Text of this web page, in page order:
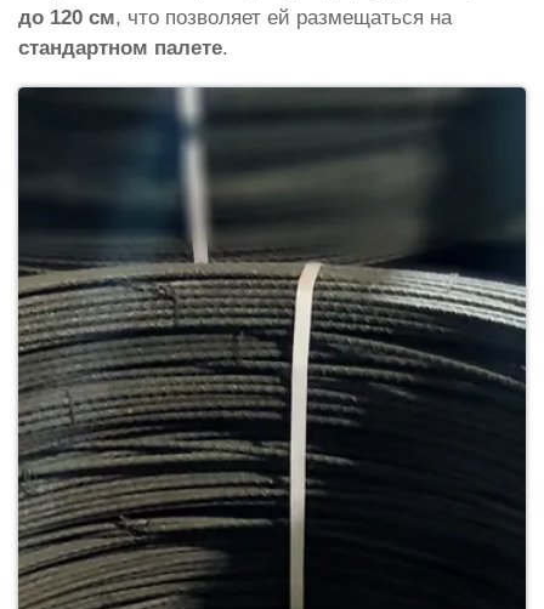
до 120 см, что позволяет ей размещаться на
стандартном палете.